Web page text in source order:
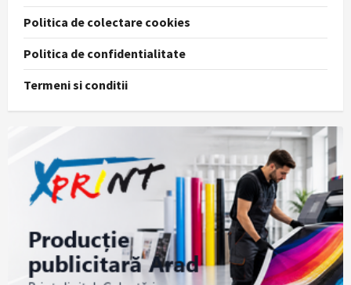
Politica de colectare cookies
Politica de confidentialitate
Termeni si conditii